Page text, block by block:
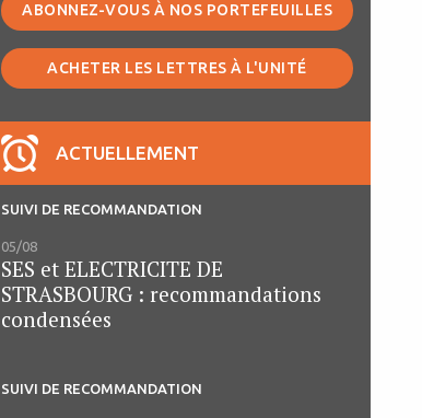
ABONNEZ-VOUS À NOS PORTEFEUILLES
ACHETER LES LETTRES À L'UNITÉ
ACTUELLEMENT
SUIVI DE RECOMMANDATION
05/08
SES et ELECTRICITE DE
STRASBOURG : recommandations
condensées
SUIVI DE RECOMMANDATION